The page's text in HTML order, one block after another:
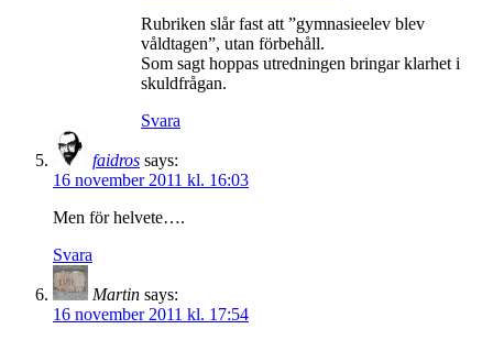
Rubriken slår fast att ”gymnasieelev blev
våldtagen”, utan förbehåll.
Som sagt hoppas utredningen bringar klarhet i
skuldfrågan.
Svara
faidros says:
16 november 2011 kl. 16:03
Men för helvete….
Svara
Martin says:
16 november 2011 kl. 17:54